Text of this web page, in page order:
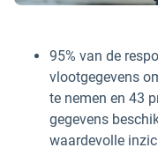
95% van de
vlootgegevens
te nemen en 43
gegevens
waardevolle